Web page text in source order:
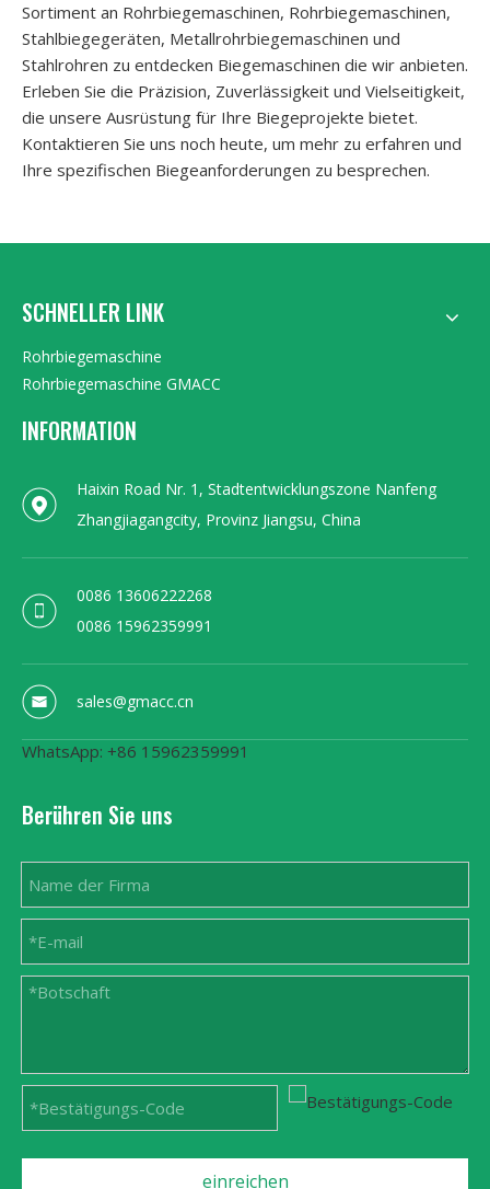
Sortiment an Rohrbiegemaschinen, Rohrbiegemaschinen,
Stahlbiegegeräten, Metallrohrbiegemaschinen und
Stahlrohren zu entdecken Biegemaschinen die wir anbieten.
Erleben Sie die Präzision, Zuverlässigkeit und Vielseitigkeit,
die unsere Ausrüstung für Ihre Biegeprojekte bietet.
Kontaktieren Sie uns noch heute, um mehr zu erfahren und
Ihre spezifischen Biegeanforderungen zu besprechen.
SCHNELLER LINK
Rohrbiegemaschine
Rohrbiegemaschine GMACC
INFORMATION
Haixin Road Nr. 1, Stadtentwicklungszone Nanfeng
Zhangjiagangcity, Provinz Jiangsu, China
0086 13606222268
0086 15962359991
sales@gmacc.cn
WhatsApp: +86 15962359991
Berühren Sie uns
einreichen